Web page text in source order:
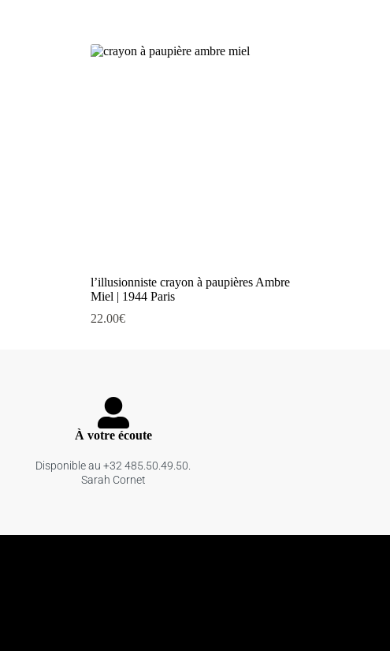
l’illusionniste crayon à paupières Ambre
Miel | 1944 Paris
22.00€
À votre écoute
Disponible au +32 485.50.49.50.
Sarah Cornet